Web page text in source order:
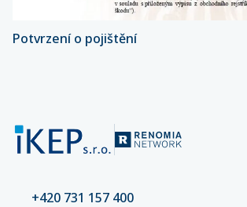
Potvrzení o pojištění
+420 731 157 400